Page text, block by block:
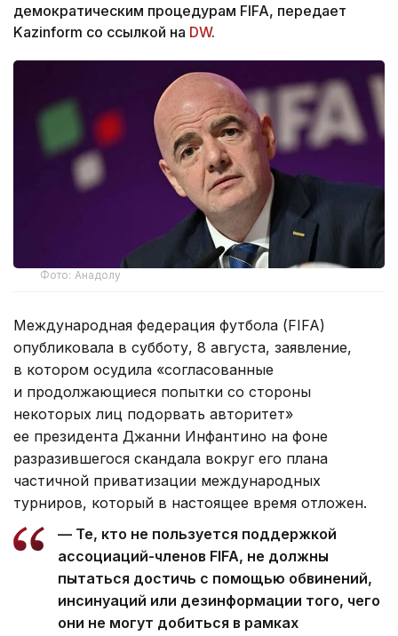
демократическим процедурам FIFA, передает
Kazinform со ссылкой на DW.
Фото: Анадолу
Международная федерация футбола (FIFA)
опубликовала в субботу, 8 августа, заявление,
в котором осудила «согласованные
и продолжающиеся попытки со стороны
некоторых лиц подорвать авторитет»
ее президента Джанни Инфантино на фоне
разразившегося скандала вокруг его плана
частичной приватизации международных
турниров, который в настоящее время отложен.
— Те, кто не пользуется поддержкой
ассоциаций-членов FIFA, не должны
пытаться достичь с помощью обвинений,
инсинуаций или дезинформации того, чего
они не могут добиться в рамках